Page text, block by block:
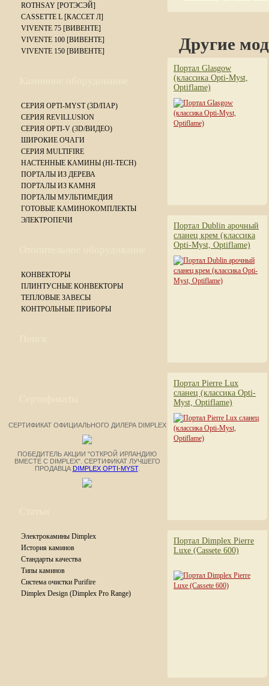
ROTHSAY [РОТЭСЭЙ]
CASSETTE L [КАССЕТ Л]
VIVENTE 75 [ВИВЕНТЕ]
VIVENTE 100 [ВИВЕНТЕ]
VIVENTE 150 [ВИВЕНТЕ]
СЕРИЯ OPTI-MYST (3D/ПАР)
СЕРИЯ REVILLUSION
СЕРИЯ OPTI-V (3D/ВИДЕО)
ШИРОКИЕ ОЧАГИ
СЕРИЯ MULTIFIRE
НАСТЕННЫЕ КАМИНЫ (HI-TECH)
ПОРТАЛЫ ИЗ ДЕРЕВА
ПОРТАЛЫ ИЗ КАМНЯ
ПОРТАЛЫ МУЛЬТИМЕДИЯ
ГОТОВЫЕ КАМИНОКОМПЛЕКТЫ
ЭЛЕКТРОПЕЧИ
КОНВЕКТОРЫ
ПЛИНТУСНЫЕ КОНВЕКТОРЫ
ТЕПЛОВЫЕ ЗАВЕСЫ
КОНТРОЛЬНЫЕ ПРИБОРЫ
СЕРТИФИКАТ ОФИЦИАЛЬНОГО ДИЛЕРА DIMPLEX
ПОБЕДИТЕЛЬ АКЦИИ "ОТКРОЙ ИРЛАНДИЮ
ВМЕСТЕ С DIMPLEX". СЕРТИФИКАТ ЛУЧШЕГО
ПРОДАВЦА DIMPLEX OPTI-MYST.
Электрокамины Dimplex
История каминов
Стандарты качества
Типы каминов
Система очистки Purifire
Dimplex Design (Dimplex Pro Range)
Другие
Портал Glasgow
(классика Opti-Myst,
Optiflame)
Портал Dublin арочный
сланец крем (классика
Opti-Myst, Optiflame)
Портал Pierre Lux
сланец (классика Opti-
Myst, Optiflame)
Портал Dimplex Pierre
Luxe (Cassete 600)